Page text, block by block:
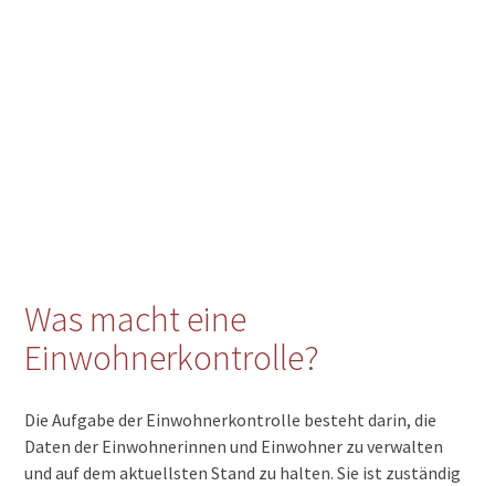
Was macht eine
Einwohnerkontrolle?
Die Aufgabe der Einwohnerkontrolle besteht darin, die
Daten der Einwohnerinnen und Einwohner zu verwalten
und auf dem aktuellsten Stand zu halten. Sie ist zuständig